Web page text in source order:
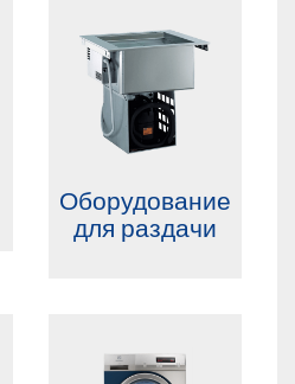
Оборудование
для раздачи